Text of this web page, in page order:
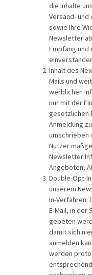
die Inhalte
Versand-
sowie Ihre
Newsletter
Empfang und
Inhalt des
Mails und
werblichen
nur mit der
gesetzlichen
Anmeldung
umschrieben
Nutzer
Newsletter
Angeboten,
Double-Opt-
unserem
In-Verfahren.
E-Mail, in der
gebeten
damit sich
anmelden
werden